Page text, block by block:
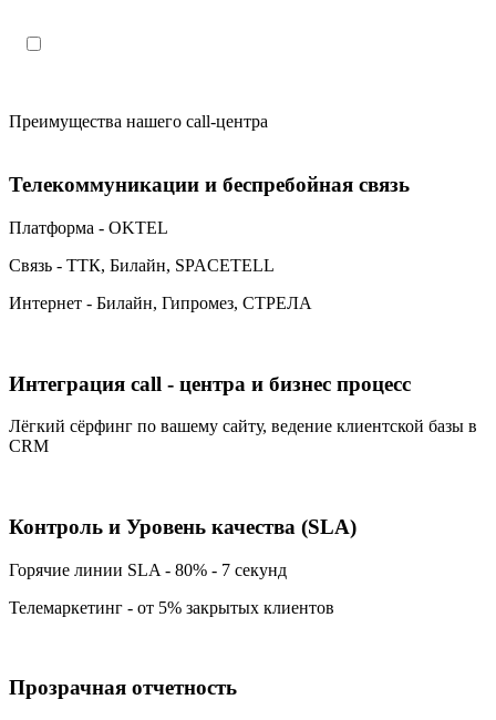
Преимущества нашего call-центра
Телекоммуникации и беспребойная связь
Платформа - OKTEL
Связь - ТТК, Билайн, SPACETELL
Интернет - Билайн, Гипромез, СТРЕЛА
Интеграция call - центра и бизнес процесс
Лёгкий сёрфинг по вашему сайту, ведение клиентской базы в
CRM
Контроль и Уровень качества (SLA)
Горячие линии SLA - 80% - 7 секунд
Телемаркетинг - от 5% закрытых клиентов
Прозрачная отчетность